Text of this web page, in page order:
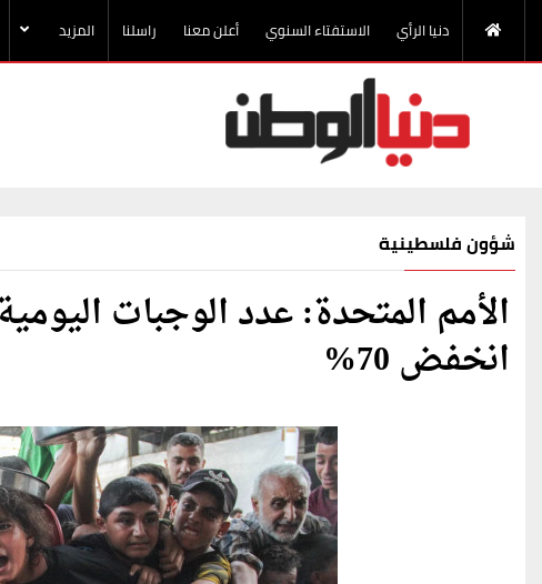
دنيا الرأي الاستفتاء السنوي أعلن معنا راسلنا المزيد
شؤون فلسطينية
الأمم المتحدة: عدد الوجبات
انخفض 70%